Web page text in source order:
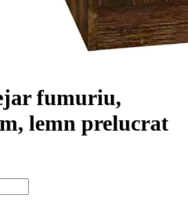
fumuriu,
lemn prelucrat